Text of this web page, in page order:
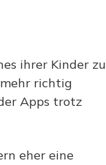
ihrer Kinder zu
richtig
Apps trotz
eher eine